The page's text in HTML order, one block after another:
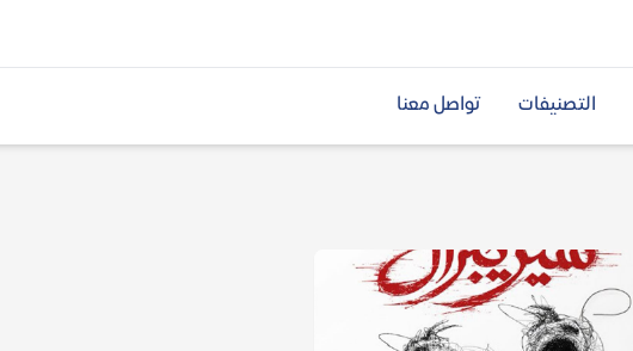
التصنيفات تواصل معنا